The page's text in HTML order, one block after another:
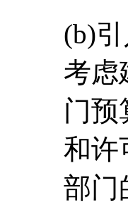
(b)
考虑
门预
和许
部门